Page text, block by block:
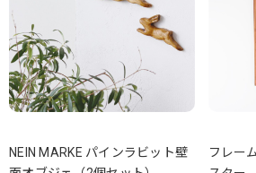
NEIN MARKE パインラビット壁
フレー